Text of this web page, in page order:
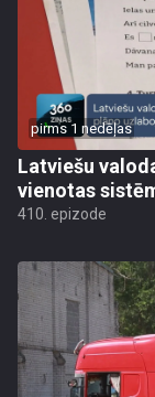
pirms 1 nedēļas
Latviešu
vienotas
410. epizode